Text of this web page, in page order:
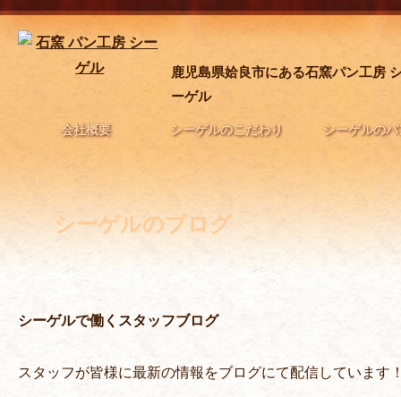
鹿児島県姶良市にある石窯パン工房
ーゲル
会社概要 シーゲルのこだわり シーゲルのパ
シーゲルのブログ
シーゲルで働くスタッフブログ
スタッフが皆様に最新の情報をブログにて配信しています